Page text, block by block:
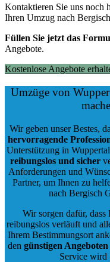
Kontaktieren Sie uns noch
Ihren Umzug nach
Füllen Sie jetzt das
Angebote.
Kostenlose Angebote
Umzüge von
Wir geben unser Bestes,
hervorragende
Unterstützung in
reibungslos und sicher
Anforderungen und
Partner, um Ihnen zu
nach Bergisch
Wir sorgen dafür,
reibungslos verläuft und
Ihrem Bestimmungsort
den günstigen
Service wird